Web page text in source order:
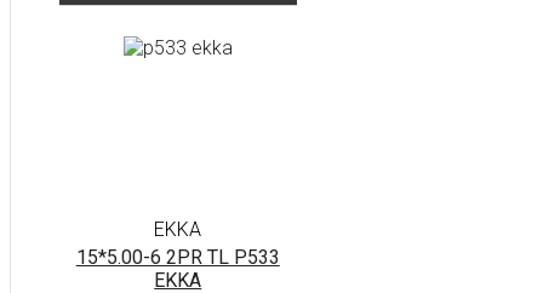
EKKA
15*5.00-6 2PR TL P533
EKKA